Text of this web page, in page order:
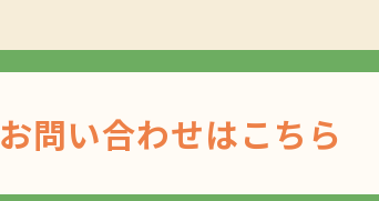
お問い合わせはこちら